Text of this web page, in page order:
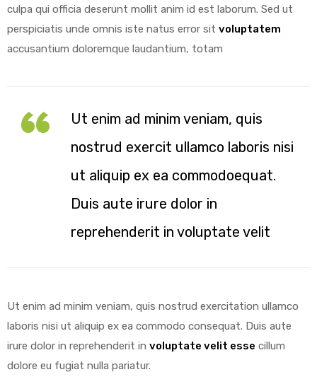
culpa qui officia deserunt mollit anim id est laborum. Sed ut
perspiciatis unde omnis iste natus error sit voluptatem
accusantium doloremque laudantium, totam
Ut enim ad minim veniam, quis
nostrud exercit ullamco laboris nisi
ut aliquip ex ea commodoequat.
Duis aute irure dolor in
reprehenderit in voluptate velit
Ut enim ad minim veniam, quis nostrud exercitation ullamco
laboris nisi ut aliquip ex ea commodo consequat. Duis aute
irure dolor in reprehenderit in voluptate velit esse cillum
dolore eu fugiat nulla pariatur.